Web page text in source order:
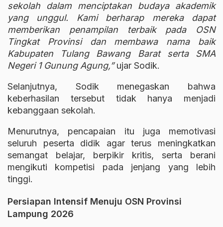
sekolah dalam menciptakan budaya akademik
yang unggul. Kami berharap mereka dapat
memberikan penampilan terbaik pada OSN
Tingkat Provinsi dan membawa nama baik
Kabupaten Tulang Bawang Barat serta SMA
Negeri 1 Gunung Agung,”ujar Sodik.
Selanjutnya, Sodik menegaskan bahwa
keberhasilan tersebut tidak hanya menjadi
kebanggaan sekolah.
Menurutnya, pencapaian itu juga memotivasi
seluruh peserta didik agar terus meningkatkan
semangat belajar, berpikir kritis, serta berani
mengikuti kompetisi pada jenjang yang lebih
tinggi.
Persiapan Intensif Menuju OSN Provinsi
Lampung 2026